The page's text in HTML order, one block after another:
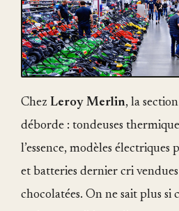
Chez Leroy Merlin, la
déborde : tondeuses
l’essence, modèles électriques
et batteries dernier cri
chocolatées. On ne sait plus si